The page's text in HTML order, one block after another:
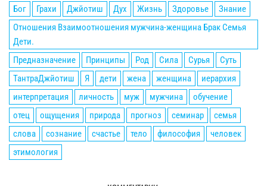
Бог
Грахи Джйотиш Дух Жизнь Здоровье
Знание
Отношения Взаимоотношения мужчина-женщина Брак Семья
Дети.
Предназначение
Принципы Род Сила Сурья
Суть
ТантраДжйотиш
Я дети жена женщина
иерархия
интерпретация
личность муж мужчина
обучение
отец
ощущения природа прогноз семинар
семья
слова
сознание счастье тело философия
человек
этимология